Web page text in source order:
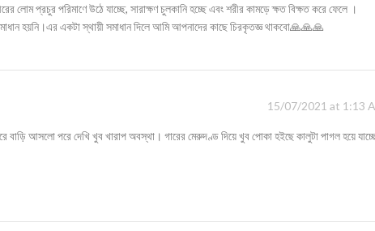
প্রচুর পরিমাণে উঠে যাচ্ছে, সারাক্ষণ চুলকানি হচ্ছে এবং শরীর কামড়ে ক্ষত বিক্ষত করে ফেলে ।
সমাধান হয়নি।এর একটা স্থায়ী সমাধান দিলে আমি আপনাদের কাছে চিরকৃতজ্ঞ থাকবো🙏🙏🙏
15/07/2021 at 1:13
আসলো পরে দেখি খুব খারাপ অবস্থা। গারের মেরুদণ্ড দিয়ে খুব পোকা হইছে কালুটা পাগল হয়ে